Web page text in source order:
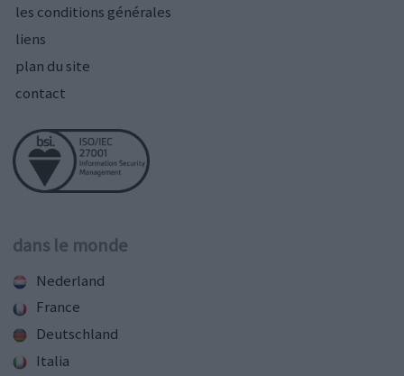
les conditions générales
liens
plan du site
contact
dans le monde
Nederland
France
Deutschland
Italia